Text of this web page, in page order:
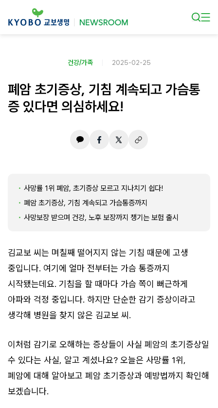
건강/가족 2025-02-25
폐암 초기증상, 기침 계속되고 가슴통
증 있다면 의심하세요!
사망률 1위 폐암, 초기증상 모르고 지나치기 쉽다!
폐암 초기증상, 기침 계속되고 가슴통증까지
사망보장 받으며 건강, 노후 보장까지 챙기는 보험 출시
김교보 씨는 며칠째 떨어지지 않는 기침 때문에 고생
중입니다. 여기에 얼마 전부터는 가슴 통증까지
시작됐는데요. 기침을 할 때마다 가슴 쪽이 뻐근하게
아파와 걱정 중입니다. 하지만 단순한 감기 증상이라고
생각해 병원을 찾지 않은 김교보 씨.
이처럼 감기로 오해하는 증상들이 사실 폐암의 초기증상일
수 있다는 사실, 알고 계셨나요? 오늘은 사망률 1위,
폐암에 대해 알아보고 폐암 초기증상과 예방법까지 확인해
보겠습니다.